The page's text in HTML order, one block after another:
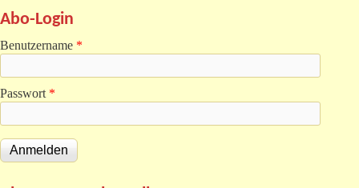
Abo-Login
Benutzername *
Passwort *